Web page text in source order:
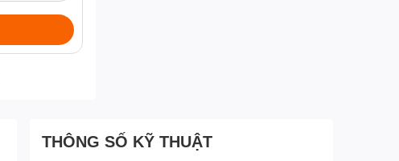
THÔNG SỐ KỸ THUẬT